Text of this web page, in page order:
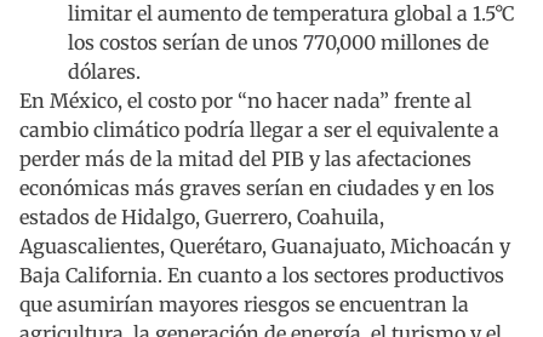
limitar el aumento de temperatura global a 1.5°C
los costos serían de unos 770,000 millones de
dólares.
En México, el costo por “no hacer nada” frente al
cambio climático podría llegar a ser el equivalente a
perder más de la mitad del PIB y las afectaciones
económicas más graves serían en ciudades y en los
estados de Hidalgo, Guerrero, Coahuila,
Aguascalientes, Querétaro, Guanajuato, Michoacán y
Baja California. En cuanto a los sectores productivos
que asumirían mayores riesgos se encuentran la